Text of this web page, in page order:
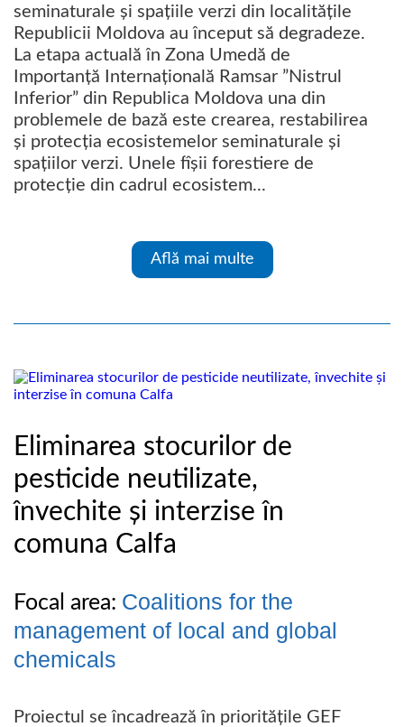
seminaturale și spațiile verzi din localitățile
Republicii Moldova au început să degradeze.
La etapa actuală în Zona Umedă de
Importanță Internațională Ramsar ”Nistrul
Inferior” din Republica Moldova una din
problemele de bază este crearea, restabilirea
și protecția ecosistemelor seminaturale și
spațiilor verzi. Unele fîșii forestiere de
protecție din cadrul ecosistem...
Află mai multe
Eliminarea stocurilor de
pesticide neutilizate,
învechite și interzise în
comuna Calfa
Focal area: Coalitions for the
management of local and global
chemicals
Proiectul se încadrează în prioritățile GEF